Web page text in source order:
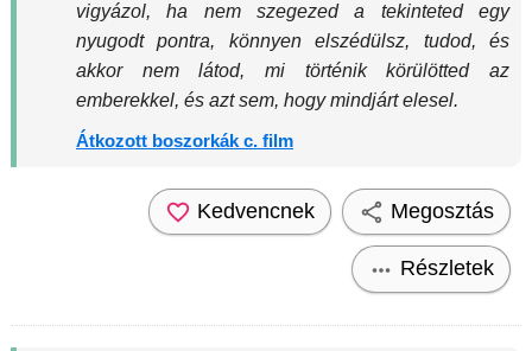
vigyázol, ha nem szegezed a tekinteted egy
nyugodt pontra, könnyen elszédülsz, tudod, és
akkor nem látod, mi történik körülötted az
emberekkel, és azt sem, hogy mindjárt elesel.
Átkozott boszorkák c. film
Kedvencnek Megosztás
Részletek